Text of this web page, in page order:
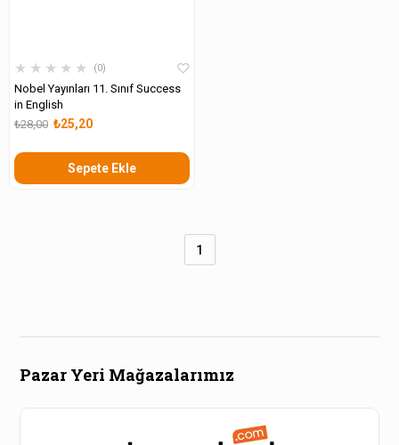
★ ★ ★ ★ ★ 0
Nobel Yayınları 11. Sınıf Success
in English
₺25,20
₺28,00
Sepete Ekle
1
Pazar Yeri Mağazalarımız